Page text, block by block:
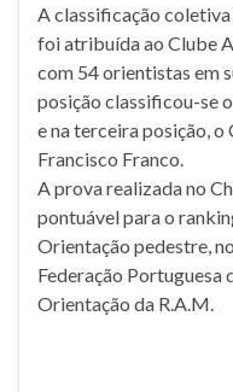
A classificação
foi atribuída ao Clube
com 54 orientistas em
posição classificou-se
e na terceira posição,
Francisco Franco.
A prova realizada no
pontuável para o
Orientação pedestre,
Federação Portuguesa
Orientação da R.A.M.